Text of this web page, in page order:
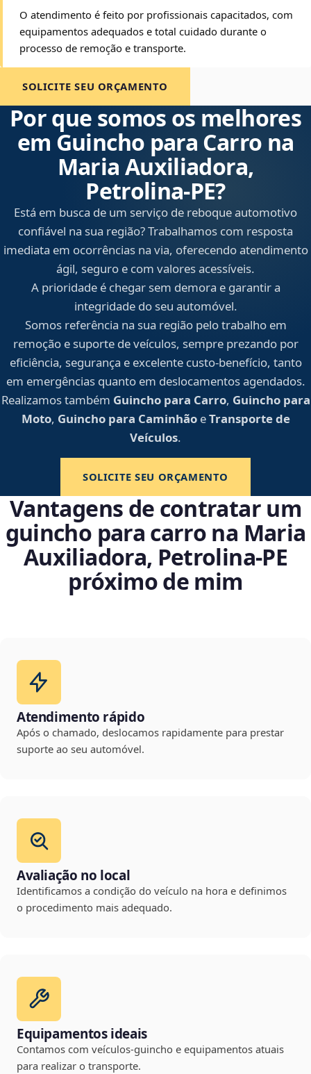
O atendimento é feito por profissionais capacitados, com
equipamentos adequados e total cuidado durante o
processo de remoção e transporte.
SOLICITE SEU ORÇAMENTO
Por que somos os melhores
em Guincho para Carro na
Maria Auxiliadora,
Petrolina‑PE?
Está em busca de um serviço de reboque automotivo
confiável na sua região? Trabalhamos com resposta
imediata em ocorrências na via, oferecendo atendimento
ágil, seguro e com valores acessíveis.
A prioridade é chegar sem demora e garantir a
integridade do seu automóvel.
Somos referência na sua região pelo trabalho em
remoção e suporte de veículos, sempre prezando por
eficiência, segurança e excelente custo-benefício, tanto
em emergências quanto em deslocamentos agendados.
Realizamos também Guincho para Carro, Guincho para
Moto, Guincho para CaminhãoeTransporte de
Veículos.
SOLICITE SEU ORÇAMENTO
Vantagens de contratar um
guincho para carro na Maria
Auxiliadora, Petrolina‑PE
próximo de mim
Atendimento rápido
Após o chamado, deslocamos rapidamente para prestar
suporte ao seu automóvel.
Avaliação no local
Identificamos a condição do veículo na hora e definimos
o procedimento mais adequado.
Equipamentos ideais
Contamos com veículos-guincho e equipamentos atuais
para realizar o transporte.